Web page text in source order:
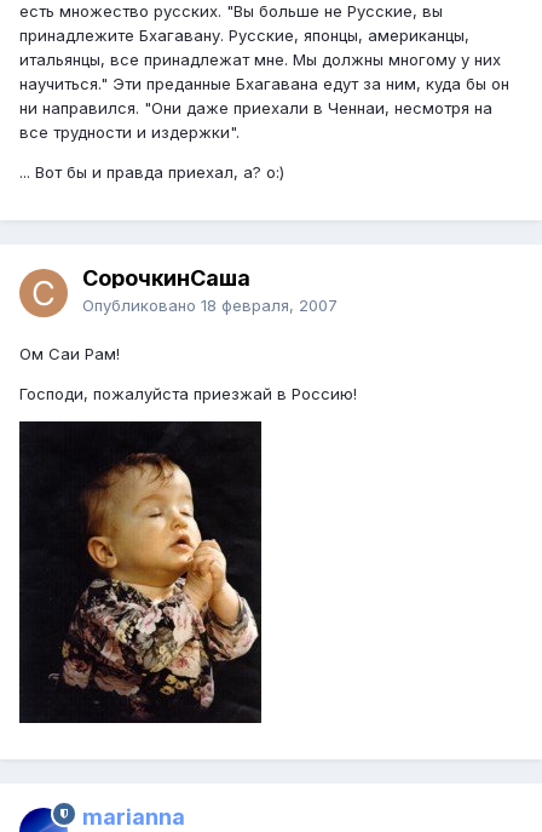
есть множество русских. "Вы больше не Русские, вы
принадлежите Бхагавану. Русские, японцы, американцы,
итальянцы, все принадлежат мне. Мы должны многому у них
научиться." Эти преданные Бхагавана едут за ним, куда бы он
ни направился. "Они даже приехали в Ченнаи, несмотря на
все трудности и издержки".
... Вот бы и правда приехал, а? o:)
СорочкинСаша
Опубликовано 18 февраля, 2007
Ом Саи Рам!
Господи, пожалуйста приезжай в Россию!
marianna